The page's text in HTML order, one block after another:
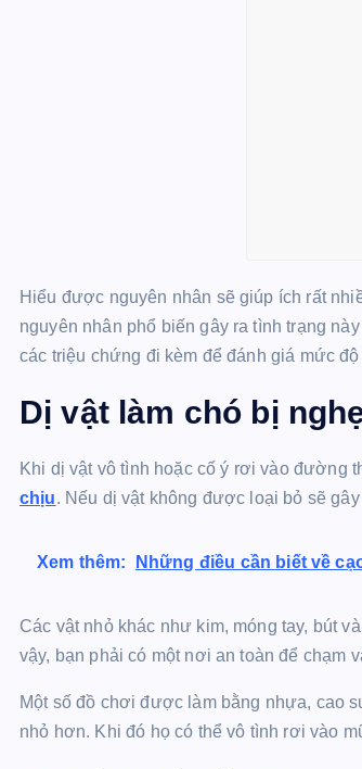
Hiểu được nguyên nhân sẽ giúp ích rất
nguyên nhân phổ biến gây ra tình trạng
các triệu chứng đi kèm để đánh giá mức
Dị vật làm chó bị
Khi dị vật vô tình hoặc cố ý rơi vào đường
chịu. Nếu dị vật không được loại bỏ sẽ
Xem thêm: Những điều cần biết về
Các vật nhỏ khác như kim, móng tay, bút
vậy, bạn phải có một nơi an toàn để chạm
Một số đồ chơi được làm bằng nhựa, cao
nhỏ hơn. Khi đó họ có thể vô tình rơi vào